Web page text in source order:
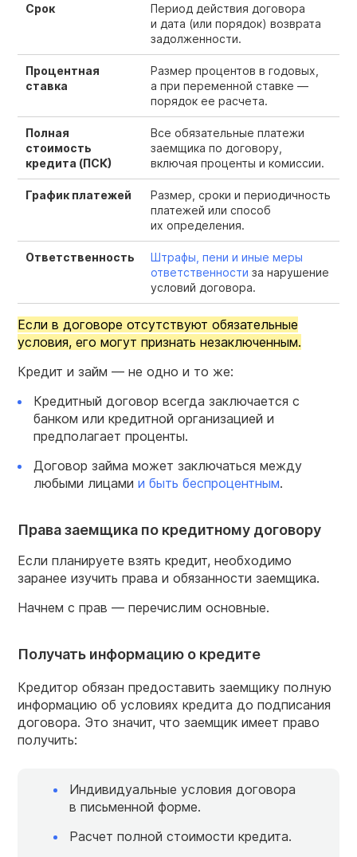
Срок
Период действия договора
и дата (или порядок) возврата
задолженности.
Процентная
ставка
Размер процентов в годовых,
а при переменной ставке —
порядок ее расчета.
Полная
стоимость
кредита (ПСК)
Все обязательные платежи
заемщика по договору,
включая проценты и комиссии.
График платежей
Размер, сроки и периодичность
платежей или способ
их определения.
Ответственность
Штрафы, пени и иные меры
ответственности за нарушение
условий договора.
Если в договоре отсутствуют обязательные
условия, его могут признать незаключенным.
Кредит и займ — не одно и то же:
Кредитный договор всегда заключается с
банком или кредитной организацией и
предполагает проценты.
Договор займа может заключаться между
любыми лицами и быть беспроцентным.
Права заемщика по кредитному договору
Если планируете взять кредит, необходимо
заранее изучить права и обязанности заемщика.
Начнем с прав — перечислим основные.
Получать информацию о кредите
Кредитор обязан предоставить заемщику полную
информацию об условиях кредита до подписания
договора. Это значит, что заемщик имеет право
получить:
Индивидуальные условия договора
в письменной форме.
Расчет полной стоимости кредита.